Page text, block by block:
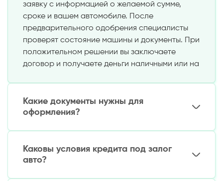
заявку с информацией о желаемой сумме,
сроке и вашем автомобиле. После
предварительного одобрения специалисты
проверят состояние машины и документы. При
положительном решении вы заключаете
договор и получаете деньги наличными или на
Какие документы нужны для
оформления?
Необходимо подготовить:
Паспорт
Техпаспорт на автомобиль
Каковы условия кредита под залог
авто?
Сумма займа: от 5 до 300 миллионов сум